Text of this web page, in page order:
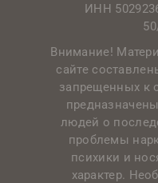
ИНН
Внимание!
сайте
запрещенных к
людей о
проблемы
психики и
характер.